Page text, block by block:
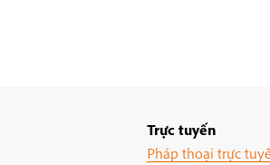
Trực tuyến
Pháp thoại trực